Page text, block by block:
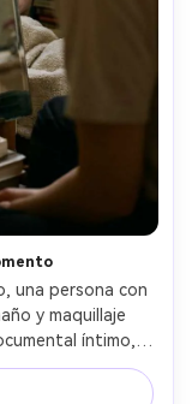
una persona con
y maquillaje
íntimo,
suave y ligera
enmarcado